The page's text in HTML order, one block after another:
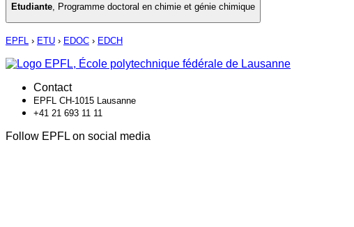
Etudiante Programme doctoral en chimie et génie chimique
EPFL › ETU › EDOC › EDCH
Contact
EPFL CH-1015 Lausanne
+41 21 693 11 11
Follow EPFL on social media